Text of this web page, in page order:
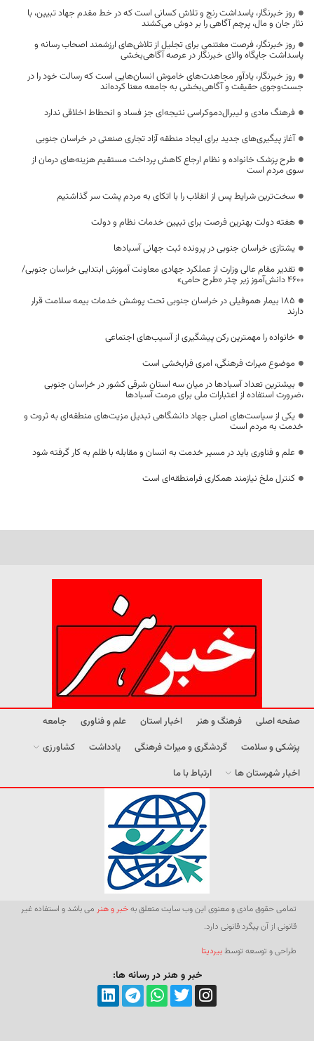
روز خبرنگار، پاسداشت رنج و تلاش کسانی است که در خط مقدم جهاد تبیین، با
نثار جان و مال، پرچم آگاهی را بر دوش می‌کشند
روز خبرنگار، فرصت مغتنمی برای تجلیل از تلاش‌های ارزشمند اصحاب رسانه و
پاسداشت جایگاه والای خبرنگار در عرصه آگاهی‌بخشی
روز خبرنگار، یادآور مجاهدت‌های خاموش انسان‌هایی است که رسالت خود را در
جست‌وجوی حقیقت و آگاهی‌بخشی به جامعه معنا کرده‌اند
فرهنگ مادی و لیبرال‌دموکراسی نتیجه‌ای جز فساد و انحطاط اخلاقی ندارد
آغاز پیگیری‌های جدید برای ایجاد منطقه آزاد تجاری صنعتی در خراسان جنوبی
طرح پزشک خانواده و نظام ارجاع کاهش پرداخت مستقیم هزینه‌های درمان از
سوی مردم است
سخت‌ترین شرایط پس از انقلاب را با اتکای به مردم پشت سر گذاشتیم
هفته دولت بهترین فرصت برای تبیین خدمات نظام و دولت
یشتازی خراسان جنوبی در پرونده ثبت جهانی آسبادها
تقدیر مقام عالی وزارت از عملکرد جهادی معاونت آموزش ابتدایی خراسان جنوبی/
۴۶۰۰ دانش‌آموز زیر چتر «طرح حامی»
۱۸۵ بیمار هموفیلی در خراسان جنوبی تحت پوشش خدمات بیمه سلامت قرار
دارند
خانواده را مهمترین رکن پیشگیری از آسیب‌های اجتماعی
موضوع میراث فرهنگی، امری فرابخشی است
بیشترین تعداد آسبادها در میان سه استان شرقی کشور در خراسان جنوبی
،ضرورت استفاده از اعتبارات ملی برای مرمت آسبادها
یکی از سیاست‌های اصلی جهاد دانشگاهی تبدیل مزیت‌های منطقه‌ای به ثروت و
خدمت به مردم است
علم و فناوری باید در مسیر خدمت به انسان و مقابله با ظلم به کار گرفته شود
کنترل ملخ نیازمند همکاری فرامنطقه‌ای است
صفحه اصلی فرهنگ و هنر اخبار استان علم و فناوری
جامعه
پزشکی و سلامت
گردشگری و میراث فرهنگی یادداشت
کشاورزی
اخبار شهرستان ها
ارتباط با ما
تمامی حقوق مادی و معنوی این وب سایت متعلق بهخبر و هنر می باشد و استفاده غیر
قانونی از آن پیگرد قانونی دارد.
طراحی و توسعه توسطبیردیتا
خبر و هنر در رسانه ها: